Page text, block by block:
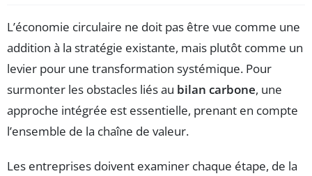
L’économie circulaire ne doit pas être vue comme une
addition à la stratégie existante, mais plutôt comme un
levier pour une transformation systémique. Pour
surmonter les obstacles liés au bilan carbone, une
approche intégrée est essentielle, prenant en compte
l’ensemble de la chaîne de valeur.
Les entreprises doivent examiner chaque étape, de la